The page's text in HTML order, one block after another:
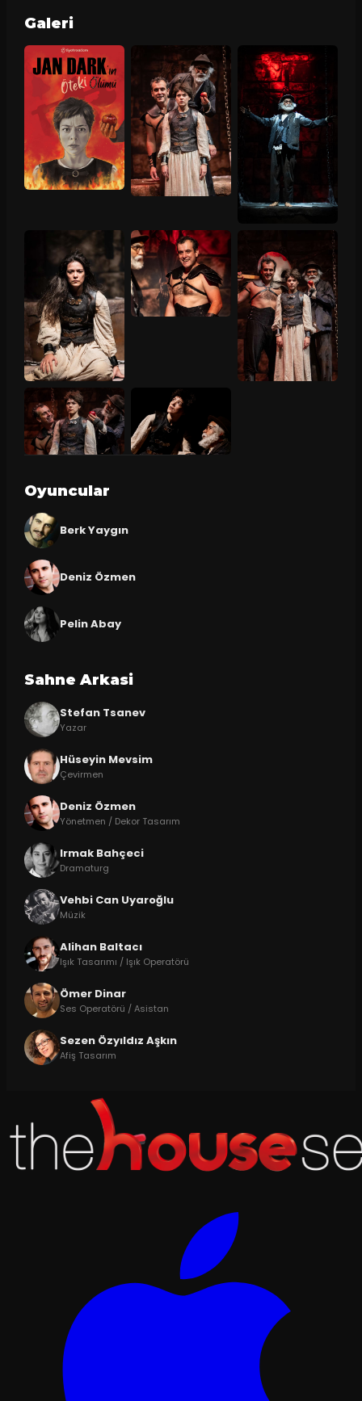
Galeri
Oyuncular
Berk Yaygın
Deniz Özmen
Pelin Abay
Sahne Arkasi
Stefan Tsanev
Yazar
Hüseyin Mevsim
Çevirmen
Deniz Özmen
Yönetmen / Dekor Tasarım
Irmak Bahçeci
Dramaturg
Vehbi Can Uyaroğlu
Müzik
Alihan Baltacı
Işık Tasarımı / Işık Operatörü
Ömer Dinar
Ses Operatörü / Asistan
Sezen Özyıldız Aşkın
Afiş Tasarım